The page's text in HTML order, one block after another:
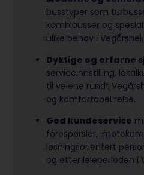
busstyper som
kombibusser og
ulike behov i Vegårshei.
Dyktige og erfarne
serviceinnstilling,
til veiene rundt
og komfortabel reise.
God kundeservice
forespørsler,
løsningsorientert
og etter leieperioden i